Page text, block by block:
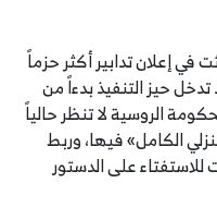
إعلان تدابير أكثر حزماً
حيز التنفيذ بدءاً من
الروسية لا تنظر حالياً
الكامل» فيها، وربط
للاستفتاء على الدستور